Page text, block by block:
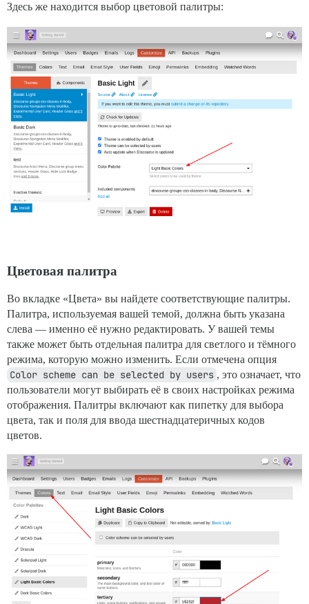
Здесь же находится выбор цветовой палитры:
Цветовая палитра
Во вкладке «Цвета» вы найдете соответствующие палитры.
Палитра, используемая вашей темой, должна быть указана
слева — именно её нужно редактировать. У вашей темы
также может быть отдельная палитра для светлого и тёмного
режима, которую можно изменить. Если отмечена опция
Color scheme can be selected by users , это означает, что
пользователи могут выбирать её в своих настройках режима
отображения. Палитры включают как пипетку для выбора
цвета, так и поля для ввода шестнадцатеричных кодов
цветов.